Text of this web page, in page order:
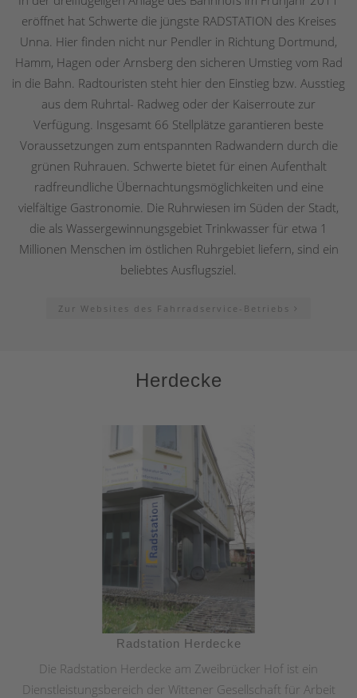
eröffnet hat Schwerte die jüngste RADSTATION des Kreises
Unna. Hier finden nicht nur Pendler in Richtung Dortmund,
Hamm, Hagen oder Arnsberg den sicheren Umstieg vom Rad
in die Bahn. Radtouristen steht hier den Einstieg bzw. Ausstieg
aus dem Ruhrtal- Radweg oder der Kaiserroute zur
Verfügung. Insgesamt 66 Stellplätze garantieren beste
Voraussetzungen zum entspannten Radwandern durch die
grünen Ruhrauen. Schwerte bietet für einen Aufenthalt
radfreundliche Übernachtungsmöglichkeiten und eine
vielfältige Gastronomie. Die Ruhrwiesen im Süden der Stadt,
die als Wassergewinnungsgebiet Trinkwasser für etwa 1
Millionen Menschen im östlichen Ruhrgebiet liefern, sind ein
beliebtes Ausflugsziel.
Zur Websites des Fahrradservice-Betriebs
Herdecke
Radstation Herdecke
Die Radstation Herdecke am Zweibrücker Hof ist ein
Dienstleistungsbereich der Wittener Gesellschaft für Arbeit